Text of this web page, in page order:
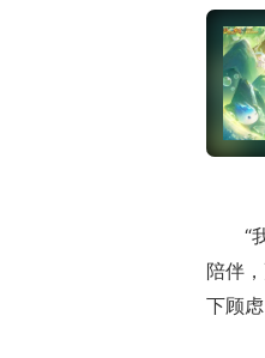
“
陪伴
下顾